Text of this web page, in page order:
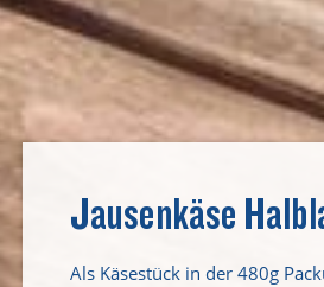
Jausenkäse
Als Käsestück in der 480g